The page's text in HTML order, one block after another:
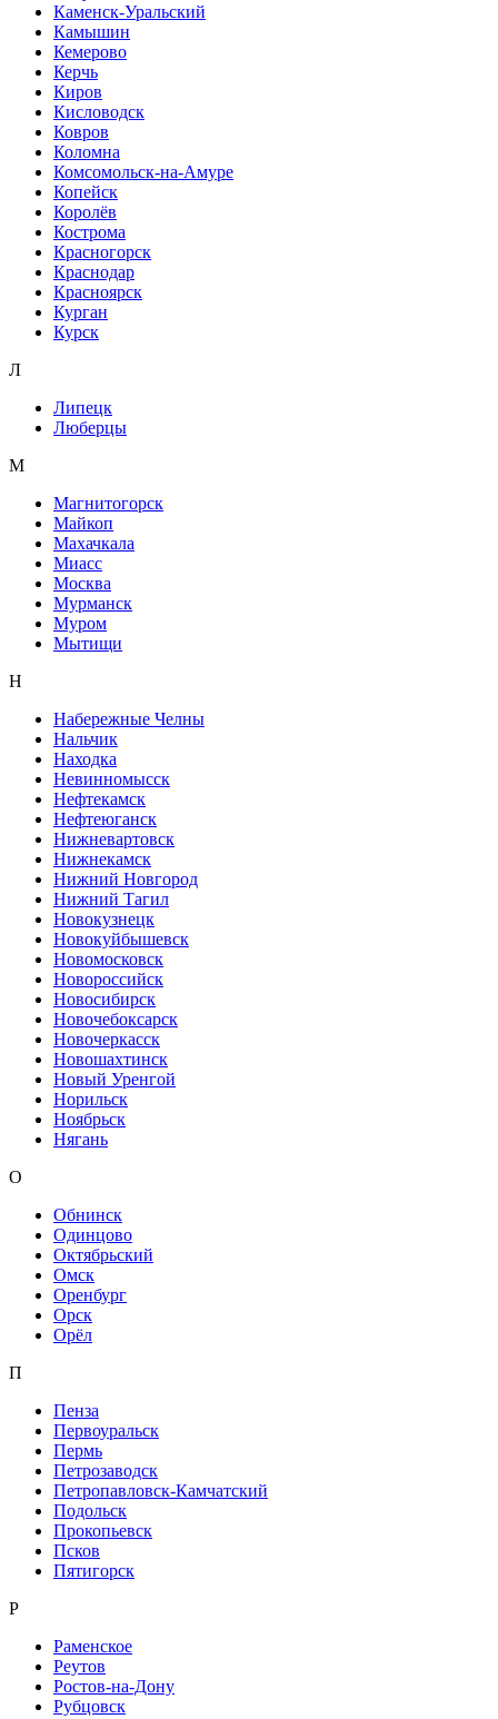
Каменск-Уральский
Камышин
Кемерово
Керчь
Киров
Кисловодск
Ковров
Коломна
Комсомольск-на-Амуре
Копейск
Королёв
Кострома
Красногорск
Краснодар
Красноярск
Курган
Курск
Л
Липецк
Люберцы
М
Магнитогорск
Майкоп
Махачкала
Миасс
Москва
Мурманск
Муром
Мытищи
Н
Набережные Челны
Нальчик
Находка
Невинномысск
Нефтекамск
Нефтеюганск
Нижневартовск
Нижнекамск
Нижний Новгород
Нижний Тагил
Новокузнецк
Новокуйбышевск
Новомосковск
Новороссийск
Новосибирск
Новочебоксарск
Новочеркасск
Новошахтинск
Новый Уренгой
Норильск
Ноябрьск
Нягань
О
Обнинск
Одинцово
Октябрьский
Омск
Оренбург
Орск
Орёл
П
Пенза
Первоуральск
Пермь
Петрозаводск
Петропавловск-Камчатский
Подольск
Прокопьевск
Псков
Пятигорск
Р
Раменское
Реутов
Ростов-на-Дону
Рубцовск